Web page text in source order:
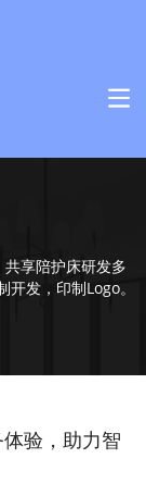
享陪护床研发多
发，印制Logo。
验，助力智